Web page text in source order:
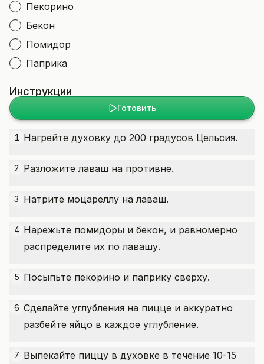
Пекорино
Бекон
Помидор
Паприка
Инструкции
Готовить
1 Нагрейте духовку до 200 градусов Цельсия.
2 Разложите лаваш на противне.
3 Натрите моцареллу на лаваш.
4 Нарежьте помидоры и бекон, и равномерно
распределите их по лавашу.
5 Посыпьте пекорино и паприку сверху.
6 Сделайте углубления на пицце и аккуратно
разбейте яйцо в каждое углубление.
7 Выпекайте пиццу в духовке в течение 10-15